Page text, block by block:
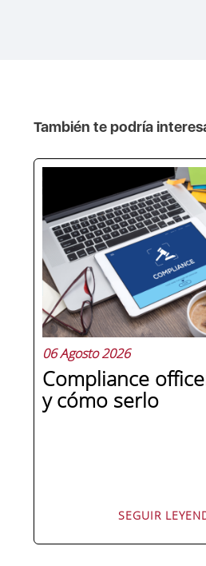
También te podría
06 Agosto 2026
Compliance
y cómo serlo
SEGUIR